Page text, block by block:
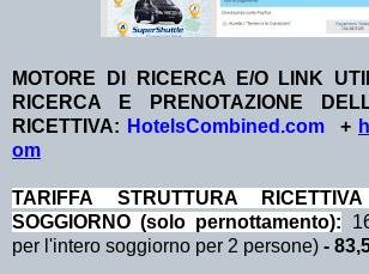
MOTORE DI RICERCA E/O LINK
RICERCA E PRENOTAZIONE
RICETTIVA: HotelsCombined.com +
om
TA RIFFA STRUTTURA
SOGGIORNO (solo pernottamento):
per l'intero soggiorno per 2 persone) -